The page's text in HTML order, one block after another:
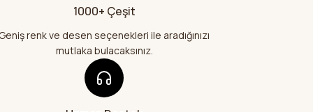
Gönder
şekilde geldi
1000+ Çeşit
renk ve desen seçenekleri ile aradığınızı
mutlaka bulacaksınız.